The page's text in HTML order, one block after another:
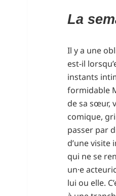
La
Il y a une
est-il
instants
formidable
de sa sœur,
comique,
passer par
d’une visite
qui ne se
un·e
lui ou elle.